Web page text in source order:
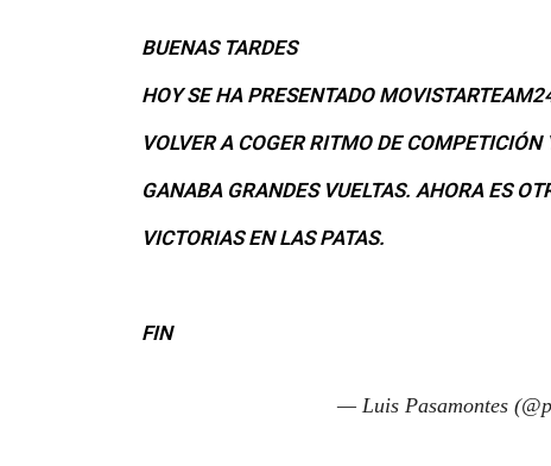
BUENAS TARDES
HOY SE HA PRESENTADO
VOLVER A COGER RITMO DE
GANABA GRANDES VUELTAS. AHORA ES
VICTORIAS EN LAS PATAS.
FIN
— Luis Pasamontes